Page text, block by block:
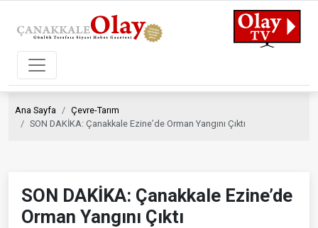
Ana Sayfa
Çevre-Tarım
SON DAKİKA: Çanakkale Ezine’de Orman Yangını Çıktı
SON DAKİKA: Çanakkale Ezine’de
Orman Yangını Çıktı